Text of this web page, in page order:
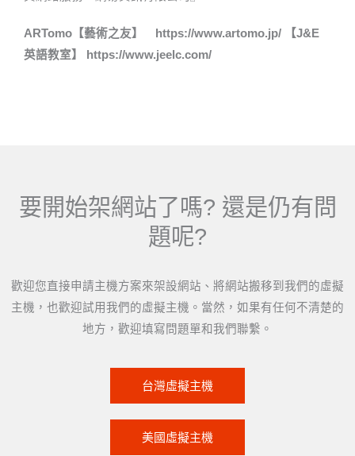
ARTomo【藝術之友】 https://www.artomo.jp/ 【J&E
英語教室】 https://www.jeelc.com/​
要開始架網站了嗎? 還是仍有問
題呢?
歡迎您直接申請主機方案來架設網站、將網站搬移到我們的虛擬
主機，也歡迎試用我們的虛擬主機。當然，如果有任何不清楚的
地方，歡迎填寫問題單和我們聯繫。
台灣虛擬主機
美國虛擬主機